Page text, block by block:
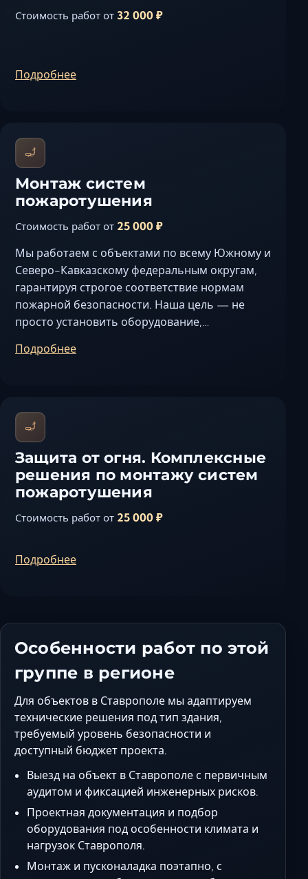
Стоимость работ от 32 000 ₽
Подробнее
Монтаж систем
пожаротушения
Стоимость работ от 25 000 ₽
Мы работаем с объектами по всему Южному и
Северо-Кавказскому федеральным округам,
гарантируя строгое соответствие нормам
пожарной безопасности. Наша цель — не
просто установить оборудование,…
Подробнее
Защита от огня. Комплексные
решения по монтажу систем
пожаротушения
Стоимость работ от 25 000 ₽
Подробнее
Особенности работ по этой
группе в регионе
Для объектов в Ставрополе мы адаптируем
технические решения под тип здания,
требуемый уровень безопасности и
доступный бюджет проекта.
Выезд на объект в Ставрополе с первичным
аудитом и фиксацией инженерных рисков.
Проектная документация и подбор
оборудования под особенности климата и
нагрузок Ставрополя.
Монтаж и пусконаладка поэтапно, с